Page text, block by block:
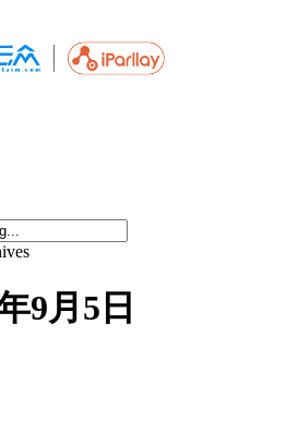
9月5日